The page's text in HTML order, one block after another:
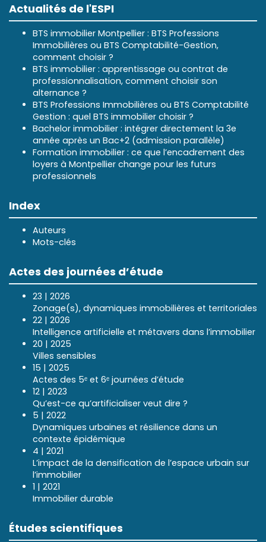
Actualités de l'ESPI
BTS immobilier Montpellier : BTS Professions
Immobilières ou BTS Comptabilité-Gestion,
comment choisir ?
BTS immobilier : apprentissage ou contrat de
professionnalisation, comment choisir son
alternance ?
BTS Professions Immobilières ou BTS Comptabilité
Gestion : quel BTS immobilier choisir ?
Bachelor immobilier : intégrer directement la 3e
année après un Bac+2 (admission parallèle)
Formation immobilier : ce que l’encadrement des
loyers à Montpellier change pour les futurs
professionnels
Index
Auteurs
Mots-clés
Actes des journées d’étude
23 | 2026
Zonage(s), dynamiques immobilières et territoriales
22 | 2026
Intelligence artificielle et métavers dans l’immobilier
20 | 2025
Villes sensibles
15 | 2025
Actes des 5ᵉ et 6ᵉ journées d’étude
12 | 2023
Qu’est-ce qu’artificialiser veut dire ?
5 | 2022
Dynamiques urbaines et résilience dans un
contexte épidémique
4 | 2021
L’impact de la densification de l’espace urbain sur
l’immobilier
1 | 2021
Immobilier durable
Études scientifiques